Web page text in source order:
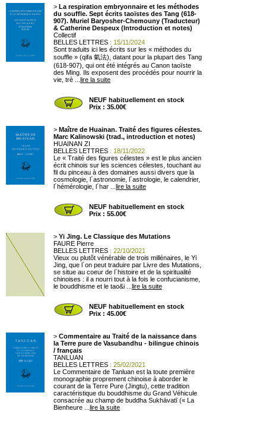
> La respiration embryonnaire et les méthodes
du souffle. Sept écrits taoïstes des Tang (618-
907). Muriel Baryosher-Chemouny (Traducteur)
& Catherine Despeux (Introduction et notes)
Collectif
BELLES LETTRES : 15/11/2024
Sont traduits ici les écrits sur les « méthodes du
souffle » (qifa 氣法), datant pour la plupart des Tang
(618-907), qui ont été intégrés au Canon taoïste
des Ming. Ils exposent des procédés pour nourrir la
vie, trè ... lire la suite
NEUF habituellement en stock
Prix : 35.00€
> Maître de Huainan. Traité des figures célestes.
Marc Kalinowski (trad., introduction et notes)
HUAINAN ZI
BELLES LETTRES : 18/11/2022
Le « Traité des figures célestes » est le plus ancien
écrit chinois sur les sciences célestes, touchant au
fil du pinceau à des domaines aussi divers que la
cosmologie, l´astronomie, l´astrologie, le calendrier,
l´hémérologie, l´har ... lire la suite
NEUF habituellement en stock
Prix : 55.00€
> Yi Jing. Le Classique des Mutations
FAURE Pierre
BELLES LETTRES : 22/10/2021
Vieux ou plutôt vénérable de trois millénaires, le Yi
Jing, que l´on peut traduire par Livre des Mutations,
se situe au coeur de l´histoire et de la spiritualité
chinoises : il a nourri tout à la fois le confucianisme,
le bouddhisme et le tao&i ... lire la suite
NEUF habituellement en stock
Prix : 45.00€
> Commentaire au Traité de la naissance dans
la Terre pure de Vasubandhu - bilingue chinois
/ français
TANLUAN
BELLES LETTRES : 25/02/2021
Le Commentaire de Tanluan est la toute première
monographie proprement chinoise à aborder le
courant de la Terre Pure (Jingtu), cette tradition
caractéristique du bouddhisme du Grand Véhicule
consacrée au champ de buddha Sukhāvatī (« La
Bienheure ... lire la suite